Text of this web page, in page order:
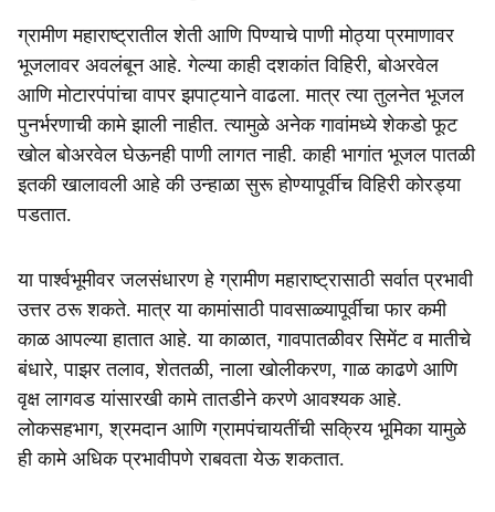
ग्रामीण महाराष्ट्रातील शेती आणि पिण्याचे पाणी मोठ्या प्रमाणावर
भूजलावर अवलंबून आहे. गेल्या काही दशकांत विहिरी, बोअरवेल
आणि मोटारपंपांचा वापर झपाट्याने वाढला. मात्र त्या तुलनेत भूजल
पुनर्भरणाची कामे झाली नाहीत. त्यामुळे अनेक गावांमध्ये शेकडो फूट
खोल बोअरवेल घेऊनही पाणी लागत नाही. काही भागांत भूजल पातळी
इतकी खालावली आहे की उन्हाळा सुरू होण्यापूर्वीच विहिरी कोरड्या
पडतात.
या पार्श्वभूमीवर जलसंधारण हे ग्रामीण महाराष्ट्रासाठी सर्वात प्रभावी
उत्तर ठरू शकते. मात्र या कामांसाठी पावसाळ्यापूर्वीचा फार कमी
काळ आपल्या हातात आहे. या काळात, गावपातळीवर सिमेंट व मातीचे
बंधारे, पाझर तलाव, शेततळी, नाला खोलीकरण, गाळ काढणे आणि
वृक्ष लागवड यांसारखी कामे तातडीने करणे आवश्यक आहे.
लोकसहभाग, श्रमदान आणि ग्रामपंचायतींची सक्रिय भूमिका यामुळे
ही कामे अधिक प्रभावीपणे राबवता येऊ शकतात.